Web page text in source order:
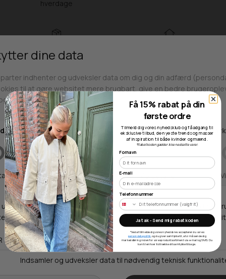
hverdage
Fri fragt over 499kr
Odense
Butikker
Webshop lager
Adresse
Hestehaven 21 K
5260 Odense S
Åbningstider
Man-Ons: 09.00-15.30
Få 15% rabat på din
første ordre
Tilmeld dig vores nyhedsklub og få adgang til
eksklusive tilbud, de nyeste trends og masser
af inspiration til både kvinder og mænd.
*Rabatkoden gælder ikke nedsatte varer.
Fornavn
E-mail
Telefonnummer
Ja tak - Send mig rabatkoden
*Ved at tilmelde dig vores nyhedsbrev accepterer du vores
persondatapolitik, og du giver samtykke til, at vi må sende dig
markedsføring inden for vores produktsortiment via e-mail og SMS. Du
kan til enhver tid trække dit samtykke tilbage.